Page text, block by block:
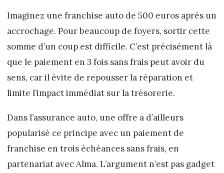
Imaginez une franchise auto de 500 euros après un
accrochage. Pour beaucoup de foyers, sortir cette
somme d’un coup est difficile. C’est précisément là
que le paiement en 3 fois sans frais peut avoir du
sens, car il évite de repousser la réparation et
limite l’impact immédiat sur la trésorerie.
Dans l’assurance auto, une offre a d’ailleurs
popularisé ce principe avec un paiement de
franchise en trois échéances sans frais, en
partenariat avec Alma. L’argument n’est pas gadget